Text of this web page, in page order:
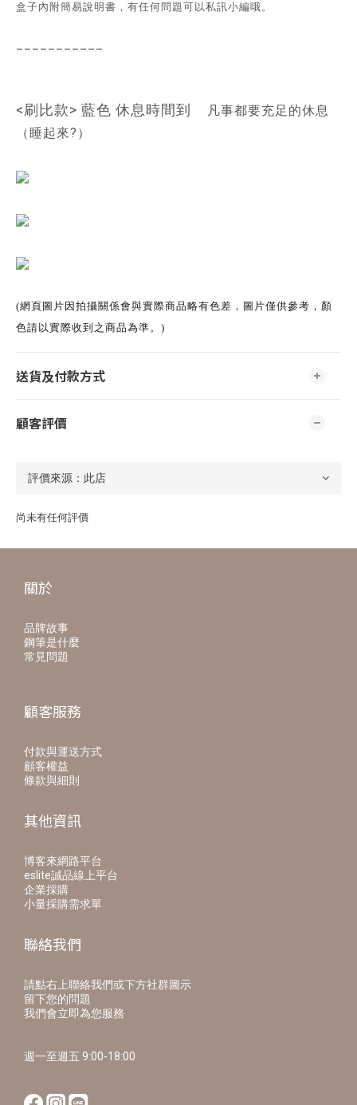
盒子內附簡易說明書，有任何問題可以私訊小編哦。
<刷比款> 藍色 休息時間到
凡事都要充足的休息
（睡起來?）
(網頁圖片因拍攝關係會與實際商品略有色差，圖片僅供參考，顏
色請以實際收到之商品為準。)
送貨及付款方式
顧客評價
尚未有任何評價
關於
品牌故事
鋼筆是什麼
常見問題
顧客服務
付款與運送方式
顧客權益
條款與細則
其他資訊
博客來網路平台
eslite誠品線上平台
企業採購
小量採購需求單
聯絡我們
請點右上聯絡我們或下方社群圖示
留下您的問題
我們會立即為您服務
週一至週五 9:00-18:00